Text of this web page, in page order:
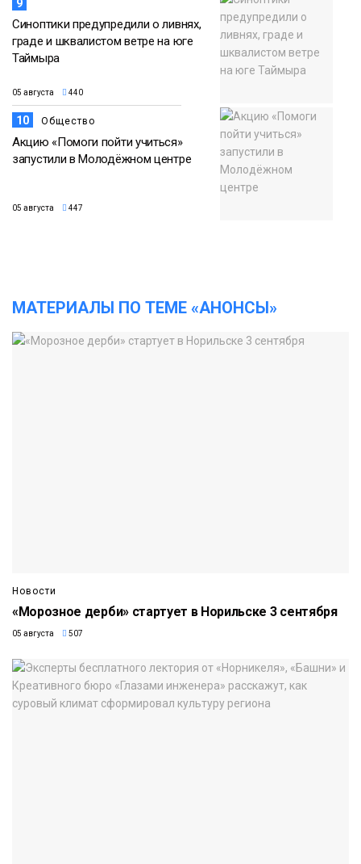
9
Синоптики предупредили о ливнях,
граде и шквалистом ветре на юге
Таймыра
05 августа 440
10 Общество
Акцию «Помоги пойти учиться»
запустили в Молодёжном центре
05 августа 447
МАТЕРИАЛЫ ПО ТЕМЕ «АНОНСЫ»
Новости
«Морозное дерби» стартует в Норильске 3 сентября
05 августа 507